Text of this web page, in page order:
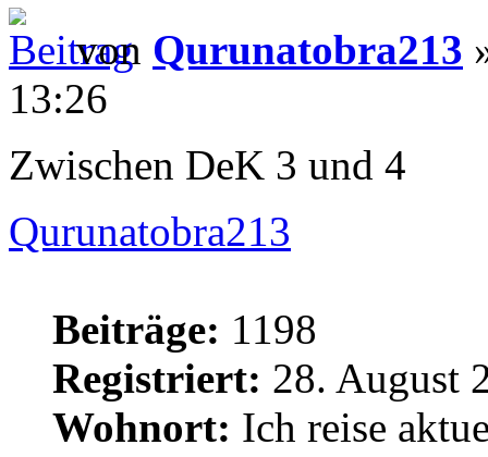
von Qurunatobra213
13:26
Zwischen DeK 3 und 4
Qurunatobra213
Beiträge: 1198
Registriert: 28. August
Wohnort: Ich reise